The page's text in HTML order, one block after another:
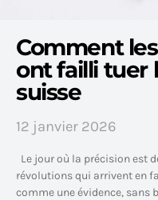
Comment
ont failli tuer
suisse
12 janvier 2026
Le jour où la précision est
révolutions qui arrivent en
comme une évidence, sans